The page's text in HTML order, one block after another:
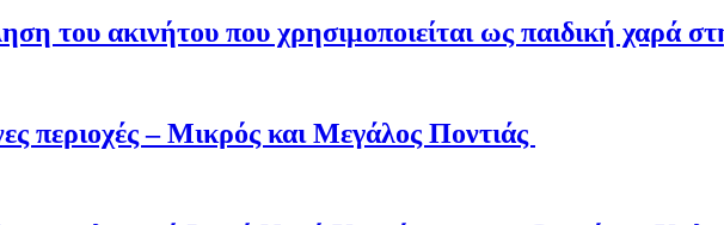
του ακινήτου που χρησιμοποιείται ως παιδική χαρά
περιοχές – Μικρός και Μεγάλος Ποντιάς